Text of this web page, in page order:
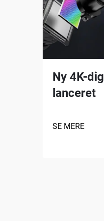
Ny 4K-
lanceret
SE MERE